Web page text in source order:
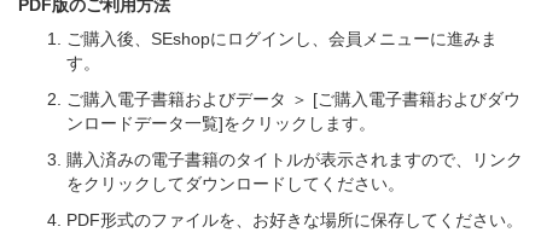
PDF版のご利用方法
ご購入後、SEshopにログインし、会員メニューに進みま
す。
ご購入電子書籍およびデータ ＞ [ご購入電子書籍およびダウ
ンロードデータ一覧]をクリックします。
購入済みの電子書籍のタイトルが表示されますので、リンク
をクリックしてダウンロードしてください。
PDF形式のファイルを、お好きな場所に保存してください。